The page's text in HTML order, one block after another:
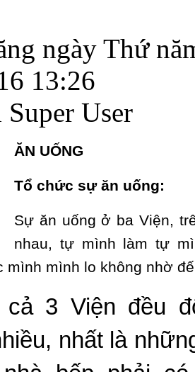
ngày Thứ
13:26
User
ĂN UỐNG
Tổ chức sự ăn uống:
Sự ăn uống ở ba Viện,
nhau, tự mình làm tự
mình mình lo không nhờ
cả 3 Viện đều
nhất là